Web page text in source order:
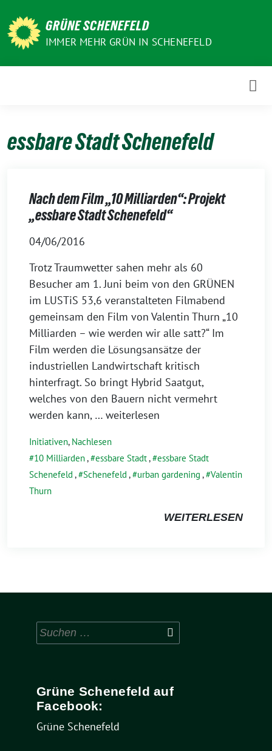
zum
Inhalt
GRÜNE SCHENEFELD
IMMER MEHR GRÜN IN SCHENEFELD
essbare Stadt Schenefeld
Nach dem Film „10 Milliarden“: Projekt
„essbare Stadt Schenefeld“
04/06/2016
Trotz Traumwetter sahen mehr als 60
Besucher am 1. Juni beim von den GRÜNEN
im LUSTiS 53,6 veranstalteten Filmabend
gemeinsam den Film von Valentin Thurn „10
Milliarden – wie werden wir alle satt?“ Im
Film werden die Lösungsansätze der
industriellen Landwirtschaft kritisch
hinterfragt. So bringt Hybrid Saatgut,
welches von den Bauern nicht vermehrt
werden kann, … weiterlesen
Initiativen, Nachlesen
10 Milliarden, essbare Stadt, essbare Stadt
Schenefeld , Schenefeld , urban gardening , Valentin
Thurn
WEITERLESEN
Suchen
nach:
Grüne Schenefeld auf
Facebook:
Grüne Schenefeld